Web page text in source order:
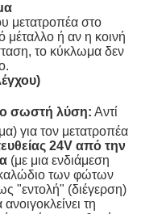
μετατροπέα στο
μέταλλο ή αν η κοινή
το κύκλωμα δεν
σωστή λύση: Αντί
για τον μετατροπέα
24V από την
(με μια ενδιάμεση
των φώτων
"εντολή" (διέγερση)
τη